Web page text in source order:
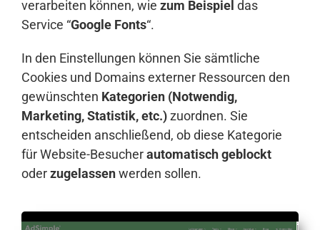
verarbeiten können, wie zum Beispiel das
Service “Google Fonts“.
In den Einstellungen können Sie sämtliche
Cookies und Domains externer Ressourcen den
gewünschten Kategorien (Notwendig,
Marketing, Statistik, etc.)zuordnen. Sie
entscheiden anschließend, ob diese Kategorie
für Website-Besucherautomatisch geblockt
oderzugelassenwerden sollen.